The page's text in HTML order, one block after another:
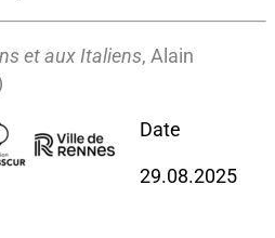
et aux Italiens, Alain
Date
29.08.2025